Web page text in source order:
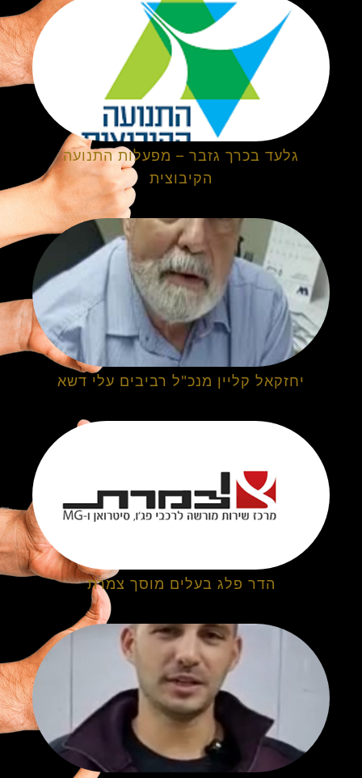
גלעד בכרך גזבר – מפעלות התנועה
הקיבוצית
יחזקאל קליין מנכ"ל רביבים עלי דשא
הדר פלג בעלים מוסך צמרת